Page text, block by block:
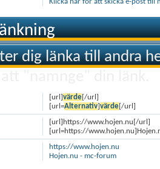
dig länka till andra
[url]värde[/url]
[url=Alternativ]värde[/url]
[url]https://www.hojen.nu[/url]
[url=https://
https://www.hojen.nu
Hojen.nu - mc-forum